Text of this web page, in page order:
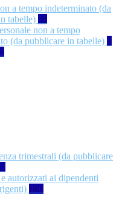
a tempo indeterminato (da
tabelle) 11
non a tempo
(da pubblicare in tabelle) 8
trimestrali (da pubblicare
autorizzati ai dipendenti
490